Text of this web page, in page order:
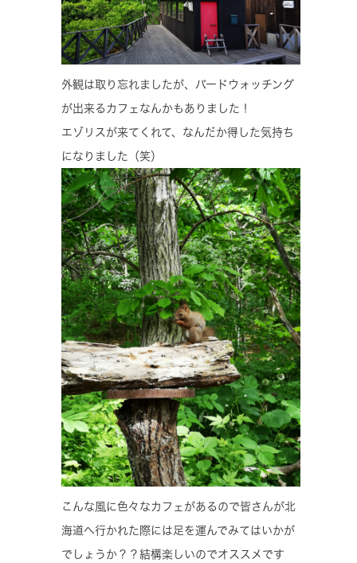
外観は取り忘れましたが、バードウォッチング
が出来るカフェなんかもありました！
エゾリスが来てくれて、なんだか得した気持ち
になりました（笑）
こんな風に色々なカフェがあるので皆さんが北
海道へ行かれた際には足を運んでみてはいかが
でしょうか？？結構楽しいのでオススメです